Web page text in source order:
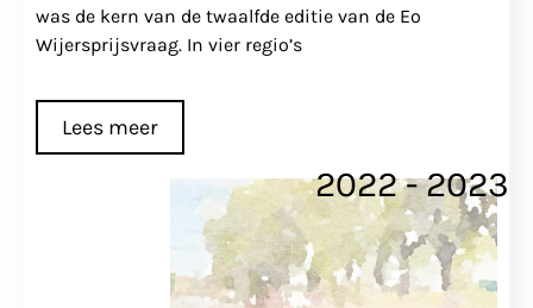
was de kern van de twaalfde editie van de Eo
Wijersprijsvraag. In vier regio’s
Lees meer
2022 - 2023